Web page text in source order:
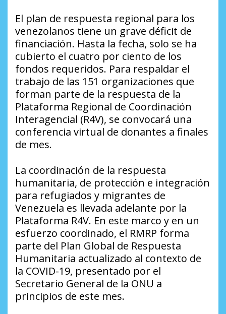
El plan de respuesta regional para los
venezolanos tiene un grave déficit de
financiación. Hasta la fecha, solo se ha
cubierto el cuatro por ciento de los
fondos requeridos. Para respaldar el
trabajo de las 151 organizaciones que
forman parte de la respuesta de la
Plataforma Regional de Coordinación
Interagencial (R4V), se convocará una
conferencia virtual de donantes a finales
de mes.
La coordinación de la respuesta
humanitaria, de protección e integración
para refugiados y migrantes de
Venezuela es llevada adelante por la
Plataforma R4V. En este marco y en un
esfuerzo coordinado, el RMRP forma
parte del Plan Global de Respuesta
Humanitaria actualizado al contexto de
la COVID-19, presentado por el
Secretario General de la ONU a
principios de este mes.